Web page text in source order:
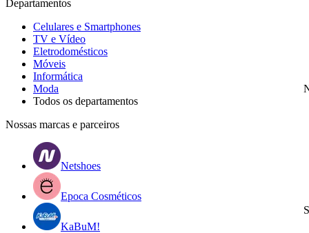
Departamentos
Celulares e Smartphones
TV e Vídeo
Eletrodomésticos
Móveis
Informática
Moda
Todos os departamentos
Nossas marcas e parceiros
Netshoes
Epoca Cosméticos
KaBuM!